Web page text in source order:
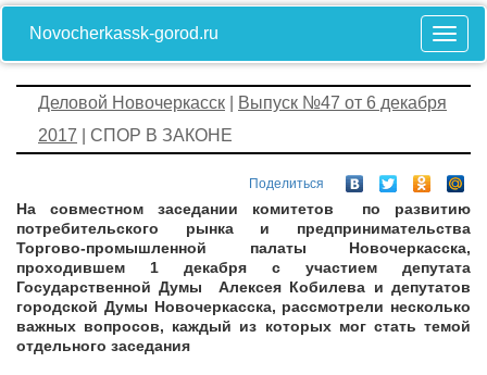
Novocherkassk-gorod.ru
Деловой Новочеркасск
Выпуск №47 от 6 декабря
2017 | СПОР В ЗАКОНЕ
Поделиться
На совместном заседании комитетов по развитию
потребительского рынка и предпринимательства
Торгово-промышленной палаты Новочеркасска,
проходившем 1 декабря с участием депутата
Государственной Думы Алексея Кобилева и депутатов
городской Думы Новочеркасска, рассмотрели несколько
важных вопросов, каждый из которых мог стать темой
отдельного заседания